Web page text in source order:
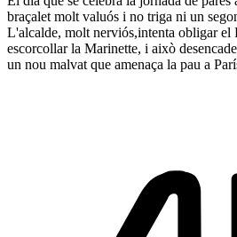
braçalet molt valuós i no triga ni un
L'alcalde, molt nerviós,intenta obligar el
escorcollar la Marinette, i això
un nou malvat que amenaça la pau a